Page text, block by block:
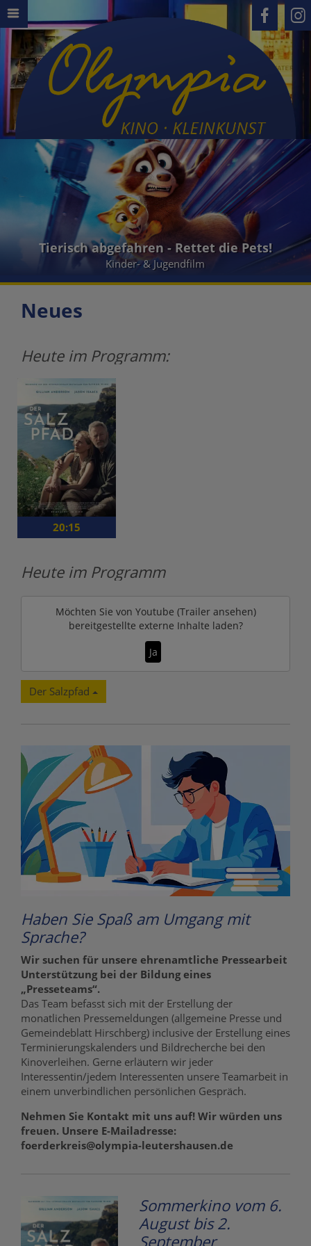
Tierisch abgefahren - Rettet die Pets!
Kinder- & Jugendfilm
Neues
Heute im Programm:
20:15
Heute im Programm
Möchten Sie von Youtube (Trailer ansehen)
bereitgestellte externe Inhalte laden?
Ja
Der Salzpfad
Haben Sie Spaß am Umgang mit
Sprache?
Wir suchen für unsere ehrenamtliche Pressearbeit
Unterstützung bei der Bildung eines
„Presseteams“.
Das Team befasst sich mit der Erstellung der
monatlichen Pressemeldungen (allgemeine Presse und
Gemeindeblatt Hirschberg) inclusive der Erstellung eines
Terminierungskalenders und Bildrecherche bei den
Kinoverleihen. Gerne erläutern wir jeder
Interessentin/jedem Interessenten unsere Teamarbeit in
einem unverbindlichen persönlichen Gespräch.
Nehmen Sie Kontakt mit uns auf! Wir würden uns
freuen. Unsere E-Mailadresse:
foerderkreis@olympia-leutershausen.de
Sommerkino vom 6.
August bis 2.
September